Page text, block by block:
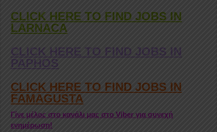
CLICK HERE TO FIND JOBS IN
LARNACA
CLICK HERE TO FIND JOBS IN
PAPHOS
CLICK HERE TO FIND JOBS IN
FAMAGUSTA
Γίνε μέλος στο κανάλι μας στο Viber για συνεχή
ενημέρωση!